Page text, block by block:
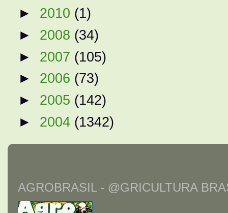
► 2010 (1)
► 2008 (34)
► 2007 (105)
► 2006 (73)
► 2005 (142)
► 2004 (1342)
AGROBRASIL - @GRICULTURA